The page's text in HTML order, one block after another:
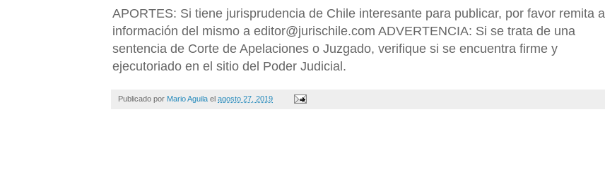
APORTES: Si tiene jurisprudencia de Chile interesante para publicar, por favor remita a
información del mismo a editor@jurischile.com ADVERTENCIA: Si se trata de una
sentencia de Corte de Apelaciones o Juzgado, verifique si se encuentra firme y
ejecutoriado en el sitio del Poder Judicial.
Publicado por Mario Aguila el agosto 27, 2019